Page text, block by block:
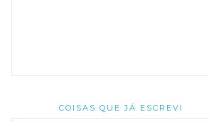
COISAS QUE JÁ ESCREVI